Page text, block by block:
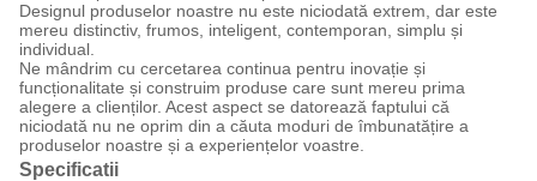
Designul produselor noastre nu este niciodată extrem, dar este
mereu distinctiv, frumos, inteligent, contemporan, simplu și
individual.
Ne mândrim cu cercetarea continua pentru inovație și
funcționalitate și construim produse care sunt mereu prima
alegere a clienților. Acest aspect se datorează faptului că
niciodată nu ne oprim din a căuta moduri de îmbunatățire a
produselor noastre și a experiențelor voastre.
Specificatii